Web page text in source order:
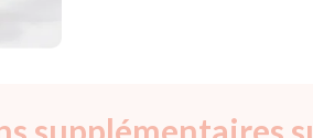
supplémentaires